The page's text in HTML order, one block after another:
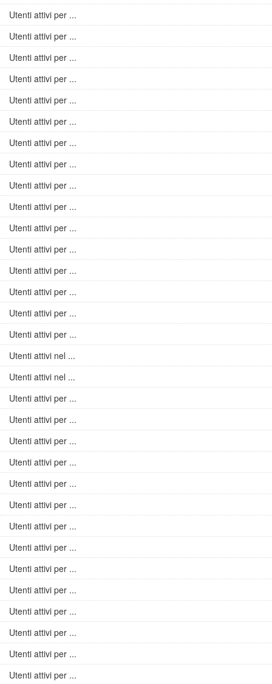
Utenti attivi per ...
Utenti attivi per ...
Utenti attivi per ...
Utenti attivi per ...
Utenti attivi per ...
Utenti attivi per ...
Utenti attivi per ...
Utenti attivi per ...
Utenti attivi per ...
Utenti attivi per ...
Utenti attivi per ...
Utenti attivi per ...
Utenti attivi per ...
Utenti attivi per ...
Utenti attivi per ...
Utenti attivi per ...
Utenti attivi nel ...
Utenti attivi nel ...
Utenti attivi per ...
Utenti attivi per ...
Utenti attivi per ...
Utenti attivi per ...
Utenti attivi per ...
Utenti attivi per ...
Utenti attivi per ...
Utenti attivi per ...
Utenti attivi per ...
Utenti attivi per ...
Utenti attivi per ...
Utenti attivi per ...
Utenti attivi per ...
Utenti attivi per ...